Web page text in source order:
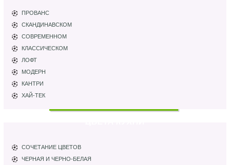
ПРОВАНС
СКАНДИНАВСКОМ
СОВРЕМЕННОМ
КЛАССИЧЕСКОМ
ЛОФТ
МОДЕРН
КАНТРИ
ХАЙ-ТЕК
СОЧЕТАНИЕ ЦВЕТОВ
ЧЕРНАЯ И ЧЕРНО-БЕЛАЯ